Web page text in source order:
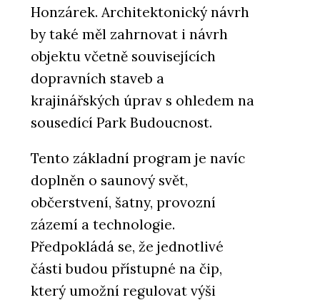
ČLÁNKY
Nové kanceláře v budově ze 60.
let inspirované brutalismem
PRODUKTY
Honzárek. Architektonický návrh
by také měl zahrnovat i návrh
objektu včetně souvisejících
dopravních staveb a
krajinářských úprav s ohledem na
sousedící Park Budoucnost.
Tento základní program je navíc
doplněn o saunový svět,
občerstvení, šatny, provozní
zázemí a technologie.
Předpokládá se, že jednotlivé
části budou přístupné na čip,
který umožní regulovat výši